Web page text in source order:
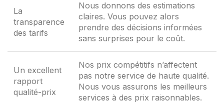
La
transparence
des tarifs
Nous donnons des estimations
claires. Vous pouvez alors
prendre des décisions informées
sans surprises pour le coût.
Un excellent
rapport
qualité-prix
Nos prix compétitifs n’affectent
pas notre service de haute qualité.
Nous vous assurons les meilleurs
services à des prix raisonnables.